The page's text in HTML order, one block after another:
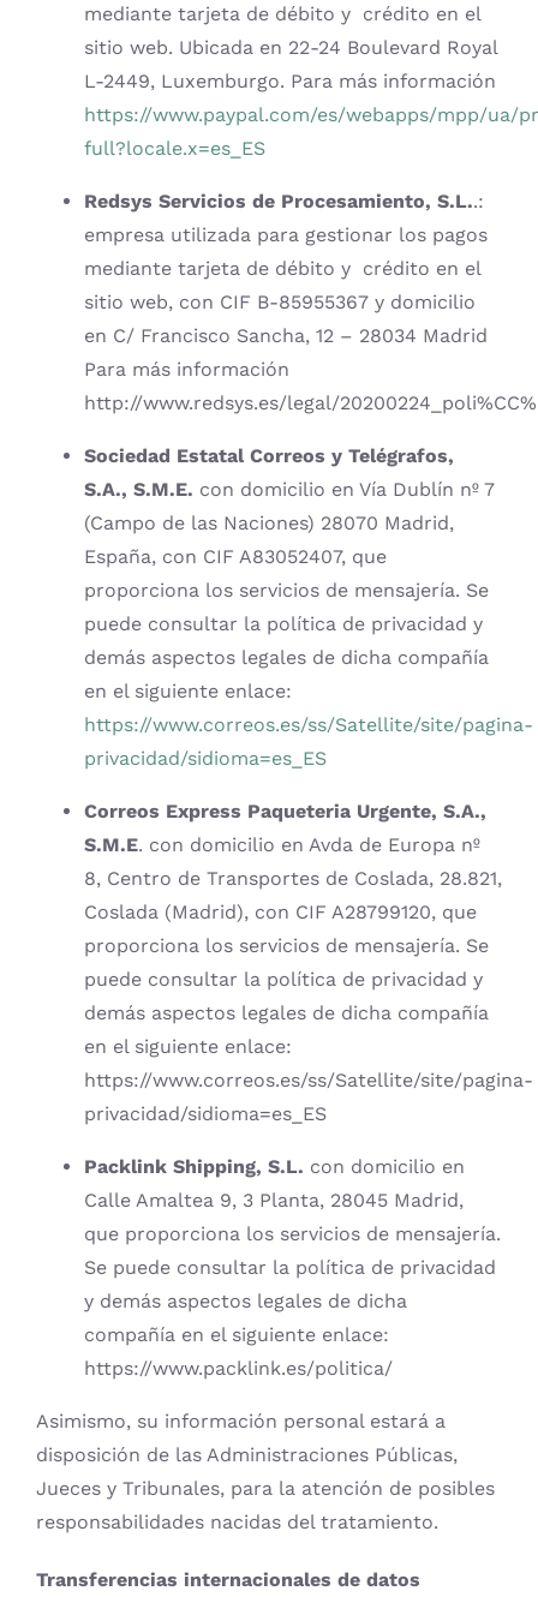
mediante tarjeta de débito y crédito en el
sitio web. Ubicada en 22-24 Boulevard Royal
L-2449, Luxemburgo. Para más información
https://www.paypal.com/es/webapps/mpp/ua/
full?locale.x=es_ES
Redsys Servicios de Procesamiento, S.L..:
empresa utilizada para gestionar los pagos
mediante tarjeta de débito y crédito en el
sitio web, con CIF B-85955367 y domicilio
en C/ Francisco Sancha, 12 – 28034 Madrid
Para más información
http://www.redsys.es/legal/
Sociedad Estatal Correos y Telégrafos,
S.A., S.M.E. con domicilio en Vía Dublín nº 7
(Campo de las Naciones) 28070 Madrid,
España, con CIF A83052407, que
proporciona los servicios de mensajería. Se
puede consultar la política de privacidad y
demás aspectos legales de dicha compañía
en el siguiente enlace:
https://www.correos.es/ss/Satellite/site/pagina-
privacidad/sidioma=es_ES
Correos Express Paqueteria Urgente, S.A.,
S.M.E. con domicilio en Avda de Europa nº
8, Centro de Transportes de Coslada, 28.821,
Coslada (Madrid), con CIF A28799120, que
proporciona los servicios de mensajería. Se
puede consultar la política de privacidad y
demás aspectos legales de dicha compañía
en el siguiente enlace:
https://www.correos.es/ss/Satellite/site/pagina-
privacidad/sidioma=es_ES
Packlink Shipping, S.L. con domicilio en
Calle Amaltea 9, 3 Planta, 28045 Madrid,
que proporciona los servicios de mensajería.
Se puede consultar la política de privacidad
y demás aspectos legales de dicha
compañía en el siguiente enlace:
https://www.packlink.es/politica/
Asimismo, su información personal estará a
disposición de las Administraciones Públicas,
Jueces y Tribunales, para la atención de posibles
responsabilidades nacidas del tratamiento.
Transferencias internacionales de datos